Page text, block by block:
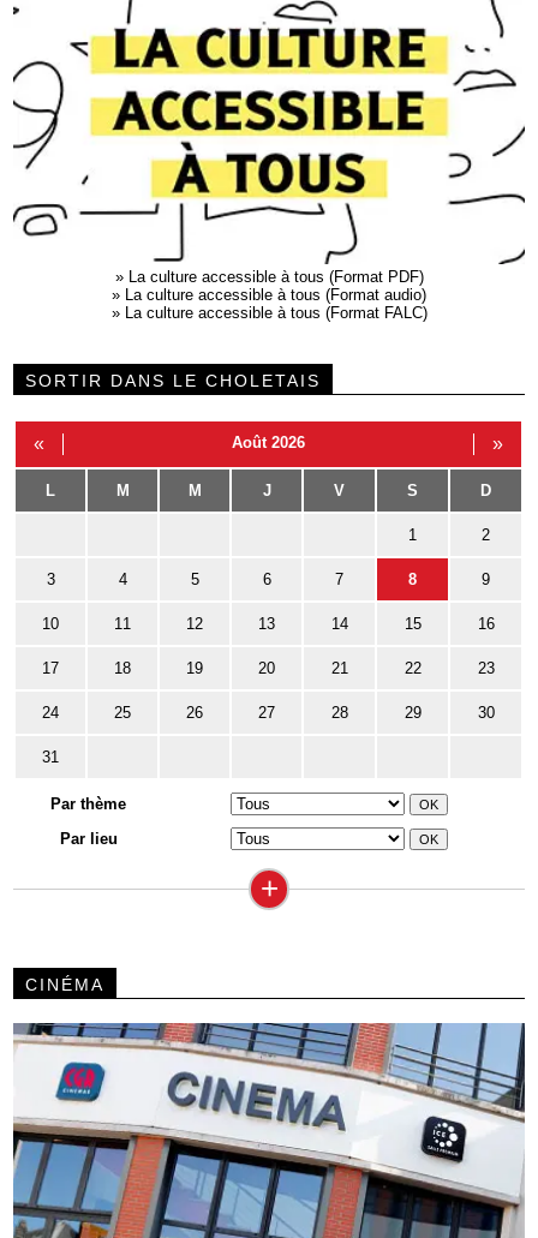
»
La culture accessible à tous (Format PDF)
»
La culture accessible à tous (Format audio)
»
La culture accessible à tous (Format FALC)
SORTIR DANS LE CHOLETAIS
« Août 2026 »
L M M J V S D
1 2
3 4 5 6 7 8 9
10 11 12 13 14 15 16
17 18 19 20 21 22 23
24 25 26 27 28 29 30
31
Par thème
Par lieu
+
CINÉMA